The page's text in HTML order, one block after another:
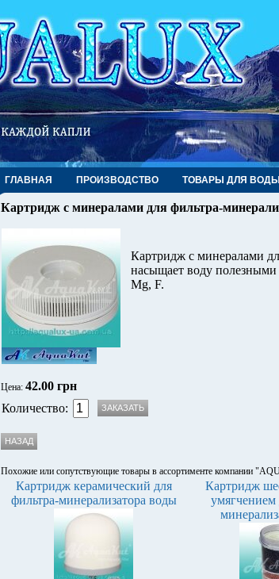
ГЛАВНАЯ ПРОИЗВОДСТВО ТОВАРЫ ДЛЯ ВОДЫ
Картридж с минералами для фильтра-
Картридж с минералами
насыщает воду
Mg, F.
Цена: 42.00 грн
Количество:
Похожие или сопутствующие товары в ассортименте компании
Картридж керамический для
фильтра-минерализатора воды
Картридж
умягчением